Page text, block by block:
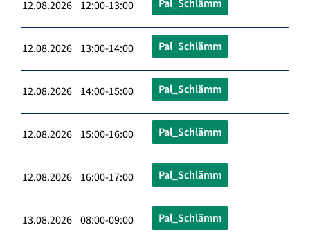
12.08.2026 12:00-13:00 Pal_Schlämm
12.08.2026 13:00-14:00 Pal_Schlämm
12.08.2026 14:00-15:00 Pal_Schlämm
12.08.2026 15:00-16:00 Pal_Schlämm
12.08.2026 16:00-17:00 Pal_Schlämm
13.08.2026 08:00-09:00 Pal_Schlämm